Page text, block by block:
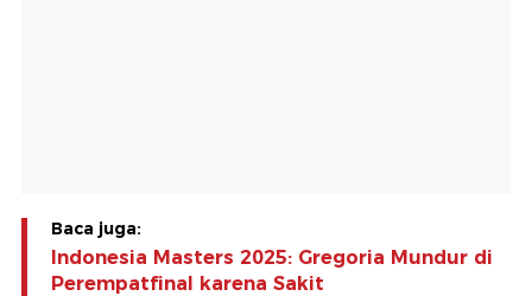
Baca juga:
Indonesia Masters 2025: Gregoria Mundur di
Perempatfinal karena Sakit